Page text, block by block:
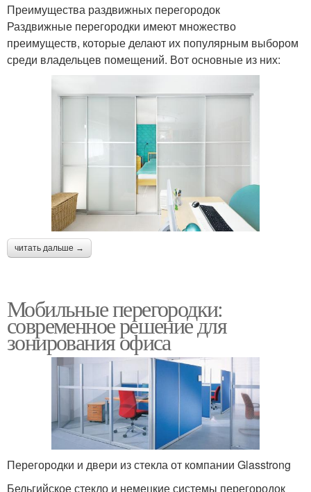
Преимущества раздвижных перегородок
Раздвижные перегородки имеют множество
преимуществ, которые делают их популярным выбором
среди владельцев помещений. Вот основные из них:
читать дальше →
Мобильные перегородки:
современное решение для
зонирования офиса
Перегородки и двери из стекла от компании Glasstrong
Бельгийское стекло и немецкие системы перегородок